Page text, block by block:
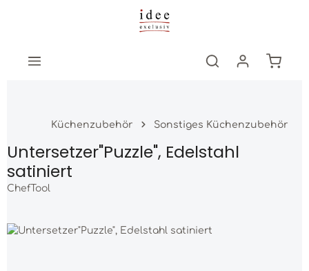
Zum Hauptinhalt springen
Küchenzubehör Sonstiges Küchenzubehör
Untersetzer"Puzzle", Edelstahl
satiniert
ChefTool
Bildergalerie überspringen